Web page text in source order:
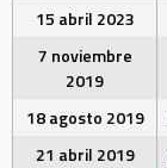
15 abril 2023
7 noviembre
2019
18 agosto 2019
21 abril 2019